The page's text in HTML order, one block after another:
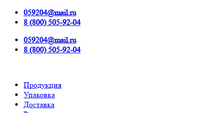
059204@mail.ru
8 (800) 505-92-04
059204@mail.ru
8 (800) 505-92-04
Продукция
Упаковка
Доставка